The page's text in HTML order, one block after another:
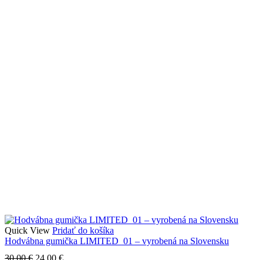
Quick View Pridať do košíka
Hodvábna gumička LIMITED_01 – vyrobená na Slovensku
30.00€ Pôvodná
24.00 €Aktuálna